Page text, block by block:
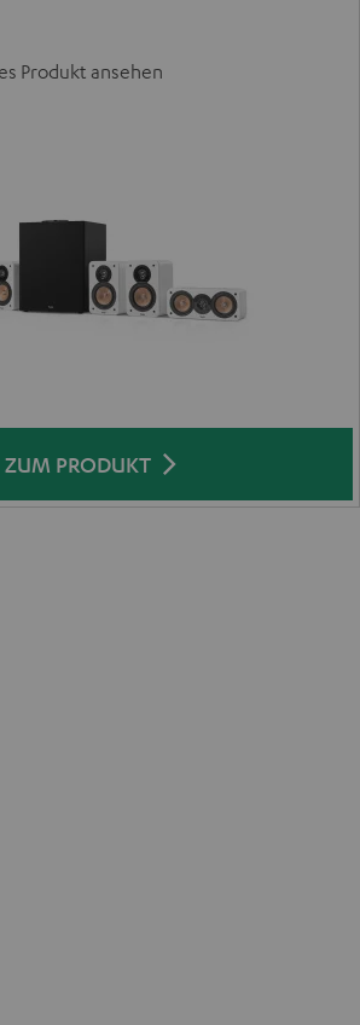
Produkt ansehen
ZUM PRODUKT